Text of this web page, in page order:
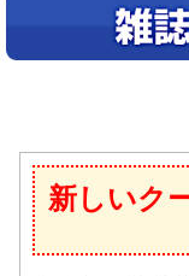
新しいク